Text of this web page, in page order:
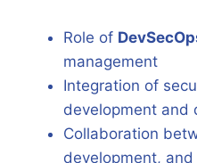
Role of
management
Integration of
development and
Collaboration
development,